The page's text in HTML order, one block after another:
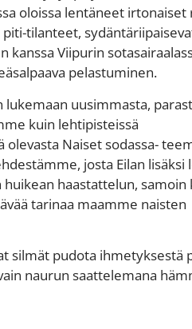
oloissa lentäneet irtonaiset
tilanteet,
kanssa Viipurin
pelastuminen.
uusimmasta,
kuin lehtipisteissä
Naiset sodassa-
josta Eilan lisäksi
huikean haastattelun, samoin
tarinaa maamme naisten
silmät pudota
naurun saattelemana